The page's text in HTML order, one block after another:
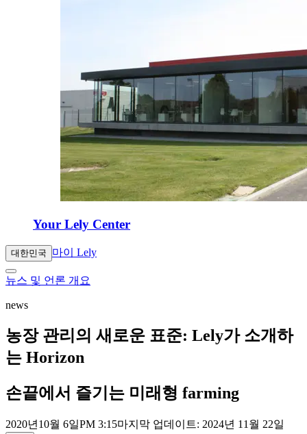
Your Lely Center
대한민국 마이 Lely
뉴스 및 언론 개요
news
농장 관리의 새로운 표준: Lely가 소개하
는 Horizon
손끝에서 즐기는 미래형 farming
2020년 10월 6일PM 3:15마지막 업데이트: 2024년 11월 22일